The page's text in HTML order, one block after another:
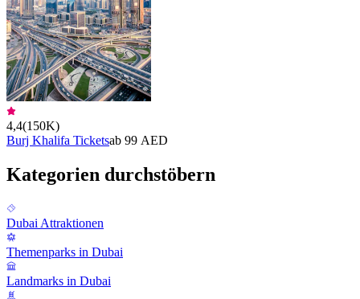
4,4(150K)
Burj Khalifa Ticketsab 99 AED
Kategorien durchstöbern
Dubai Attraktionen
Themenparks in Dubai
Landmarks in Dubai